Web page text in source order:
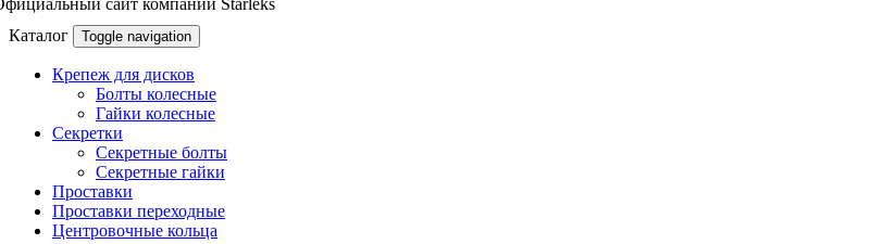
сайт компании Starleks
Каталог
Toggle navigation
Крепеж для дисков
Болты колесные
Гайки колесные
Секретки
Секретные болты
Секретные гайки
Проставки
Проставки переходные
Центровочные кольца